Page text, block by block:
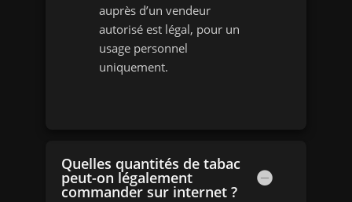
auprès d’un vendeur
autorisé est légal, pour un
usage personnel
uniquement.
Quelles quantités de tabac
peut-on légalement
commander sur internet ?